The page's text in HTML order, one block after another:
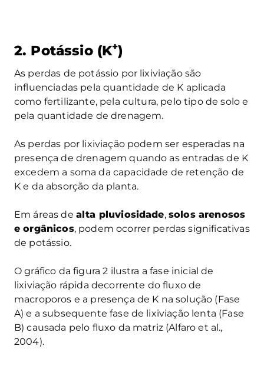
2. Potássio (K+)
As perdas de potássio por lixiviação são
influenciadas pela quantidade de K aplicada
como fertilizante, pela cultura, pelo tipo de solo e
pela quantidade de drenagem.
As perdas por lixiviação podem ser esperadas na
presença de drenagem quando as entradas de K
excedem a soma da capacidade de retenção de
K e da absorção da planta.
Em áreas de alta pluviosidade, solos arenosos
e orgânicos, podem ocorrer perdas significativas
de potássio.
O gráfico da figura 2 ilustra a fase inicial de
lixiviação rápida decorrente do fluxo de
macroporos e a presença de K na solução (Fase
A) e a subsequente fase de lixiviação lenta (Fase
B) causada pelo fluxo da matriz (Alfaro et al.,
2004).